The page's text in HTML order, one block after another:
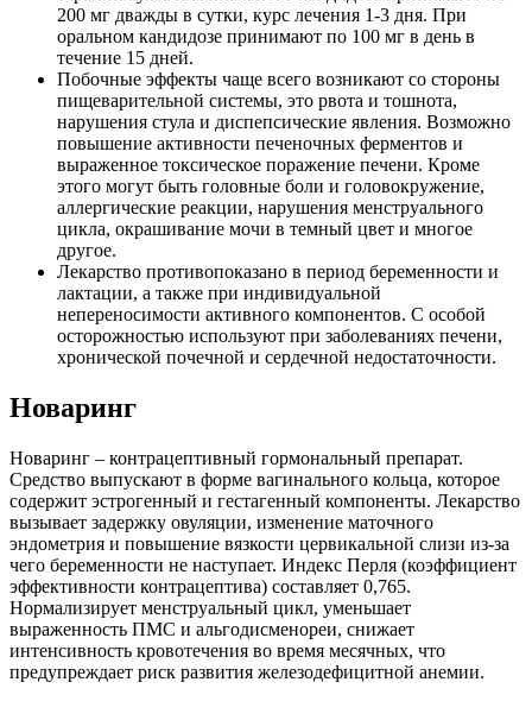
200 мг дважды в сутки, курс лечения 1-3 дня. При
оральном кандидозе принимают по 100 мг в день в
течение 15 дней.
Побочные эффекты чаще всего возникают со стороны
пищеварительной системы, это рвота и тошнота,
нарушения стула и диспепсические явления. Возможно
повышение активности печеночных ферментов и
выраженное токсическое поражение печени. Кроме
этого могут быть головные боли и головокружение,
аллергические реакции, нарушения менструального
цикла, окрашивание мочи в темный цвет и многое
другое.
Лекарство противопоказано в период беременности и
лактации, а также при индивидуальной
непереносимости активного компонентов. С особой
осторожностью используют при заболеваниях печени,
хронической почечной и сердечной недостаточности.
Новаринг
Новаринг – контрацептивный гормональный препарат.
Средство выпускают в форме вагинального кольца, которое
содержит эстрогенный и гестагенный компоненты. Лекарство
вызывает задержку овуляции, изменение маточного
эндометрия и повышение вязкости цервикальной слизи из-за
чего беременности не наступает. Индекс Перля (коэффициент
эффективности контрацептива) составляет 0,765.
Нормализирует менструальный цикл, уменьшает
выраженность ПМС и альгодисменореи, снижает
интенсивность кровотечения во время месячных, что
предупреждает риск развития железодефицитной анемии.